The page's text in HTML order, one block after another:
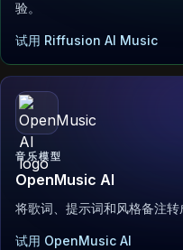
验。
试用 Riffusion AI Music
音乐模型
OpenMusic AI
将歌词、提示词和风格备注转
试用 OpenMusic AI